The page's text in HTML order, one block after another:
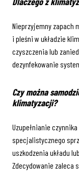
Nieprzyjemny zapach
i pleśni w układzie
czyszczenia lub
dezynfekowanie
Czy można
klimatyzacji?
Uzupełnianie
specjalistycznego
uszkodzenia układu
Zdecydowanie zaleca